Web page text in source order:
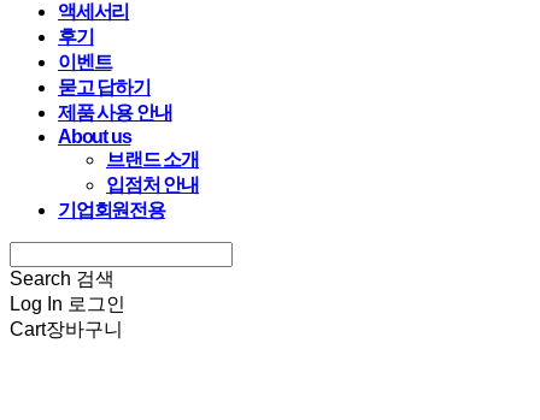
액세서리
후기
이벤트
묻고 답하기
제품 사용 안내
About us
브랜드 소개
입점처 안내
기업회원전용
Search 검색
Log In 로그인
Cart장바구니